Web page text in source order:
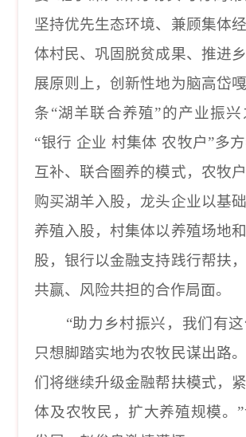
坚持优先生态环境、兼顾集体
体村民、巩固脱贫成果、推进
展原则上，创新性地为脑高岱
条“湖羊联合养殖”的产业振
“银行 企业 村集体 农牧户”多
互补、联合圈养的模式，农牧
购买湖羊入股，龙头企业以基
养殖入股，村集体以养殖场地
股，银行以金融支持践行帮扶
共赢、风险共担的合作局面。
“助力乡村振兴，我们有
只想脚踏实地为农牧民谋出路
们将继续升级金融帮扶模式，
体及农牧民，扩大养殖规模。